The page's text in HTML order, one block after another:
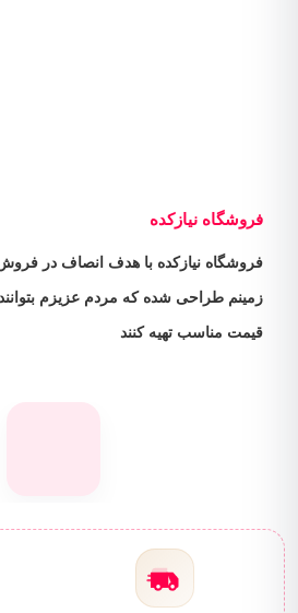
فروشگاه نیازکده
فروشگاه نیازکده با هدف انصاف در فروش
زمینم طراحی شده که مردم عزیزم بتوانند
قیمت مناسب تهیه کنند